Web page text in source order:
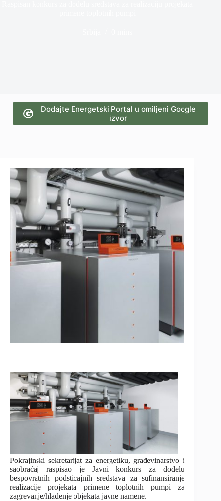
Dodajte Energetski Portal u omiljeni Google
izvor
Pokrаjinski sekretаrijаt zа energetiku, građevinarstvo i
saobraćaj rаspisаo je Javni konkurs za dodelu
bespovratnih podsticajnih sredstava za sufinansiranje
realizacije projekata primene toplotnih pumpi za
zagrevanje/hlađenje objekata javne namene.